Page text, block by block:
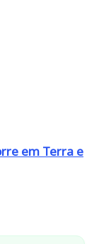
em Terra e